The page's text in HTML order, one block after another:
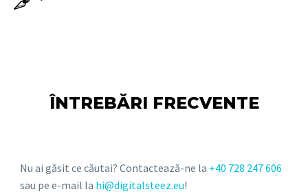
ÎNTREBĂRI FRECVENTE
Nu ai găsit ce căutai? Contactează-ne la +40 728 247 606
sau pe e-mail la hi@digitalsteez.eu!